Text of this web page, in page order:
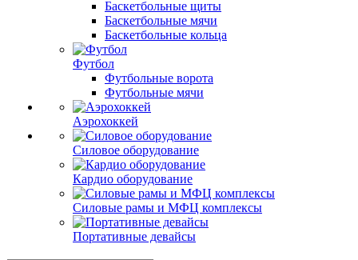
Баскетбольные щиты
Баскетбольные мячи
Баскетбольные кольца
Футбол
Футбольные ворота
Футбольные мячи
Аэрохоккей
Силовое оборудование
Кардио оборудование
Силовые рамы и МФЦ комплексы
Портативные девайсы